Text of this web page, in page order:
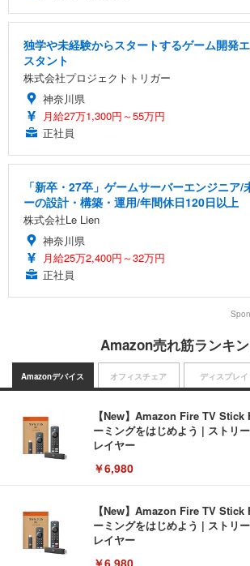
独学や未経験からスタートするゲーム開発
スタント
株式会社プロジェクトトリガー
神奈川県
月給27万1,300円～55万円
正社員
「新卒・27卒」ゲームサーバーエンジニア
ーの設計・構築・運用/年間休日120日以上
株式会社Le Lien
神奈川県
月給25万2,400円～32万円
正社員
Amazon売れ筋ランキ
Amazonデバイス
【New】Amazon Fire TV Stick
ーミングをはじめよう | ストリ
レイヤー
￥6,980
【New】Amazon Fire TV Stick
ーミングをはじめよう | ストリ
レイヤー
￥6,980
オフィスチェア ディスプレイ